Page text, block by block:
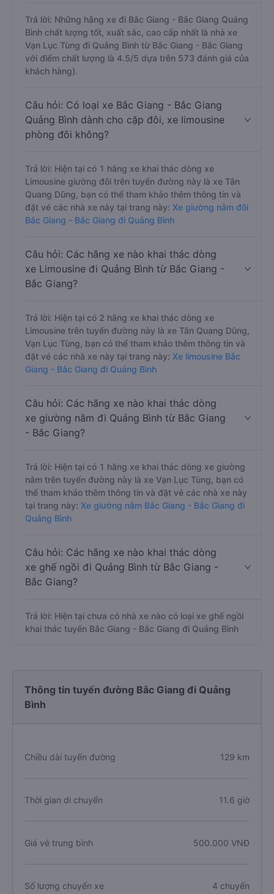
Trả lời: Những hãng xe đi Bắc Giang - Bắc Giang Quảng
Bình chất lượng tốt, xuất sắc, cao cấp nhất là nhà xe
Vạn Lục Tùng đi Quảng Bình từ Bắc Giang - Bắc Giang
với điểm chất lượng là 4.5/5 dựa trên 573 đánh giá của
khách hàng).
Câu hỏi: Có loại xe Bắc Giang - Bắc Giang
Quảng Bình dành cho cặp đôi, xe limousine
phòng đôi không?
Trả lời: Hiện tại có 1 hãng xe khai thác dòng xe
Limousine giường đôi trên tuyến đường này là xe Tân
Quang Dũng, bạn có thể tham khảo thêm thông tin và
đặt vé các nhà xe này tại trang này: Xe giường nằm đôi
Bắc Giang - Bắc Giang đi Quảng Bình
Câu hỏi: Các hãng xe nào khai thác dòng
xe Limousine đi Quảng Bình từ Bắc Giang -
Bắc Giang?
Trả lời: Hiện tại có 2 hãng xe khai thác dòng xe
Limousine trên tuyến đường này là xe Tân Quang Dũng,
Vạn Lục Tùng, bạn có thể tham khảo thêm thông tin và
đặt vé các nhà xe này tại trang này: Xe limousine Bắc
Giang - Bắc Giang đi Quảng Bình
Câu hỏi: Các hãng xe nào khai thác dòng
xe giường nằm đi Quảng Bình từ Bắc Giang
- Bắc Giang?
Trả lời: Hiện tại có 1 hãng xe khai thác dòng xe giường
nằm trên tuyến đường này là xe Vạn Lục Tùng, bạn có
thể tham khảo thêm thông tin và đặt vé các nhà xe này
tại trang này: Xe giường nằm Bắc Giang - Bắc Giang đi
Quảng Bình
Câu hỏi: Các hãng xe nào khai thác dòng
xe ghế ngồi đi Quảng Bình từ Bắc Giang -
Bắc Giang?
Trả lời: Hiện tại chưa có nhà xe nào có loại xe ghế ngồi
khai thác tuyến Bắc Giang - Bắc Giang đi Quảng Bình
Thông tin tuyến đường Bắc Giang đi Quảng
Bình
Chiều dài tuyến đường 129 km
Thời gian di chuyển 11.6 giờ
Giá vé trung bình 500.000 VNĐ
Số lượng chuyến xe 4 chuyến